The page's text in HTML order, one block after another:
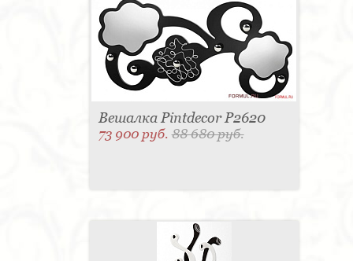
Вешалка Pintdecor P2620
73 900 руб.88 680 руб.